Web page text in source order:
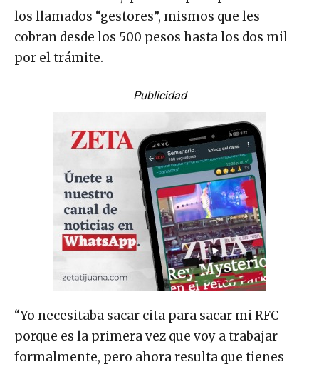
los llamados “gestores”, mismos que les
cobran desde los 500 pesos hasta los dos mil
por el trámite.
Publicidad
“Yo necesitaba sacar cita para sacar mi RFC
porque es la primera vez que voy a trabajar
formalmente, pero ahora resulta que tienes